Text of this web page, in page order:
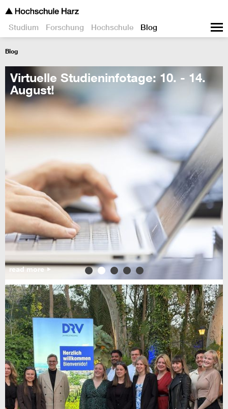
Studium Forschung Hochschule Blog
Blog
Virtuelle Studieninfotage: 10. - 14.
August!
read more